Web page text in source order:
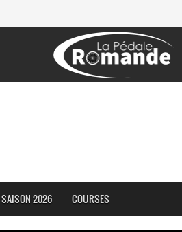
SAISON 2026 COURSES